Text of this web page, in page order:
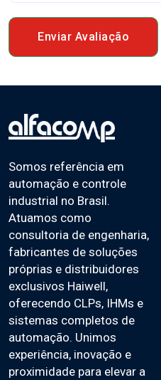
Enviar Avaliação
Somos referência em
automação e controle
industrial no Brasil.
Atuamos como
consultoria de engenharia,
fabricantes de soluções
próprias e distribuidores
exclusivos Haiwell,
oferecendo CLPs, IHMs e
sistemas completos de
automação. Unimos
experiência, inovação e
proximidade para elevar a